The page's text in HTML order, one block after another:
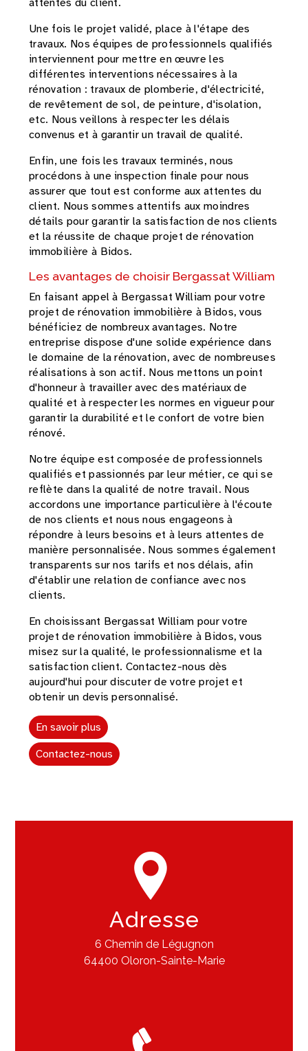
attentes du client.
Une fois le projet validé, place à l'étape des
travaux. Nos équipes de professionnels qualifiés
interviennent pour mettre en œuvre les
différentes interventions nécessaires à la
rénovation : travaux de plomberie, d'électricité,
de revêtement de sol, de peinture, d'isolation,
etc. Nous veillons à respecter les délais
convenus et à garantir un travail de qualité.
Enfin, une fois les travaux terminés, nous
procédons à une inspection finale pour nous
assurer que tout est conforme aux attentes du
client. Nous sommes attentifs aux moindres
détails pour garantir la satisfaction de nos clients
et la réussite de chaque projet de rénovation
immobilière à Bidos.
Les avantages de choisir Bergassat William
En faisant appel à Bergassat William pour votre
projet de rénovation immobilière à Bidos, vous
bénéficiez de nombreux avantages. Notre
entreprise dispose d'une solide expérience dans
le domaine de la rénovation, avec de nombreuses
réalisations à son actif. Nous mettons un point
d'honneur à travailler avec des matériaux de
qualité et à respecter les normes en vigueur pour
garantir la durabilité et le confort de votre bien
rénové.
Notre équipe est composée de professionnels
qualifiés et passionnés par leur métier, ce qui se
reflète dans la qualité de notre travail. Nous
accordons une importance particulière à l'écoute
de nos clients et nous nous engageons à
répondre à leurs besoins et à leurs attentes de
manière personnalisée. Nous sommes également
transparents sur nos tarifs et nos délais, afin
d'établir une relation de confiance avec nos
clients.
En choisissant Bergassat William pour votre
projet de rénovation immobilière à Bidos, vous
misez sur la qualité, le professionnalisme et la
satisfaction client. Contactez-nous dès
aujourd'hui pour discuter de votre projet et
obtenir un devis personnalisé.
En savoir plus
Contactez-nous
Adresse
6 Chemin de Légugnon
64400 Oloron-Sainte-Marie